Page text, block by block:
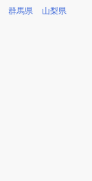
群馬県 山梨県